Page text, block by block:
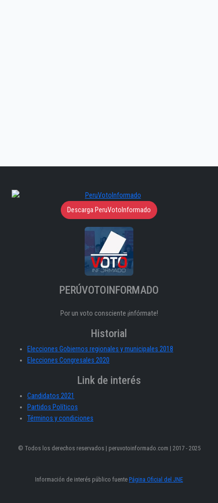
Descarga PeruVotoInformado
PERÚVOTOINFORMADO
Por un voto consciente ¡infórmate!
Historial
Elecciones Gobiernos regionales y municipales 2018
Elecciones Congresales 2020
Link de interés
Candidatos 2021
Partidos Políticos
Términos y condiciones
© Todos los derechos reservados | peruvotoinformado.com | 2017 - 2025
Información de interés público fuente Página Oficial del JNE